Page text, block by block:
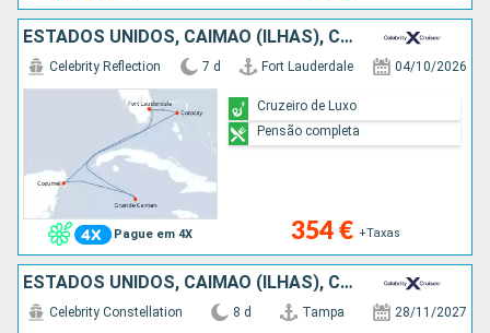
ESTADOS UNIDOS, CAIMÃO (ILHAS), CARAIBAS - MEXICO, BAHAMAS
Pague em 4X
Celebrity Reflection 7 d Fort Lauderdale 04/10/2026
354 € +Taxas
Cruzeiro de Luxo
Pensão completa
ESTADOS UNIDOS, CAIMÃO (ILHAS), CARAIBAS - MEXICO
Celebrity Constellation 8 d Tampa 28/11/2027